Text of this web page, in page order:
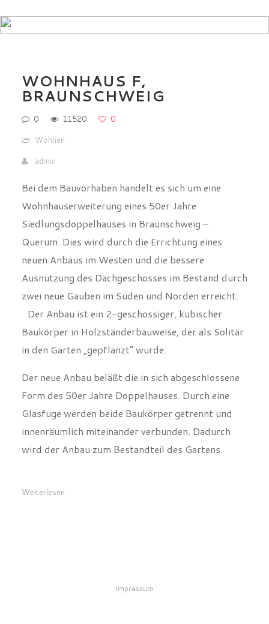
WOHNHAUS F,
Wohnen
Bei dem Bauvorhaben handelt es sich um eine
Wohnhauserweiterung eines 50er Jahre
Querum. Dies wird durch die Errichtung eines
neuen Anbaus im Westen und die bessere
Ausnutzung des Dachgeschosses im Bestand durch
zwei neue Gauben im Süden und Norden erreicht.
Der Anbau ist ein 2-geschossiger, kubischer
Baukörper in Holzständerbauweise, der als Solitär
in den Garten „gepflanzt” wurde.
Der neue Anbau beläßt die in sich abgeschlossene
Form des 50er Jahre Doppelhauses. Durch eine
innenräumlich miteinander verbunden. Dadurch
wird der Anbau zum Bestandteil des Gartens.
Weiterlesen